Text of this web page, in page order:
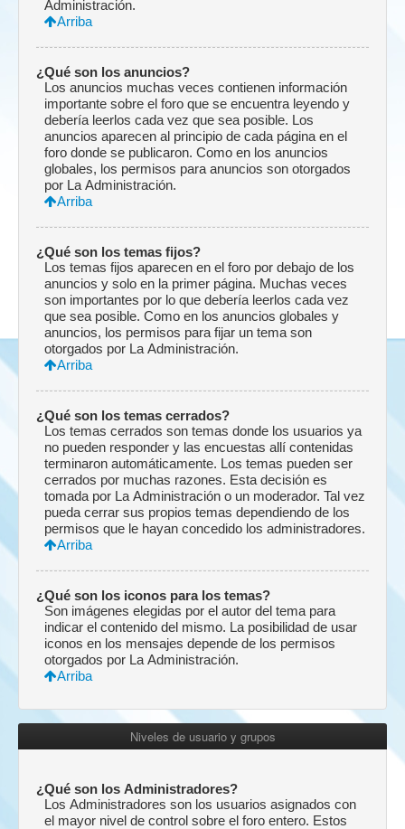
Administración.
Arriba
¿Qué son los anuncios?
Los anuncios muchas veces contienen información
importante sobre el foro que se encuentra leyendo y
debería leerlos cada vez que sea posible. Los
anuncios aparecen al principio de cada página en el
foro donde se publicaron. Como en los anuncios
globales, los permisos para anuncios son otorgados
por La Administración.
Arriba
¿Qué son los temas fijos?
Los temas fijos aparecen en el foro por debajo de los
anuncios y solo en la primer página. Muchas veces
son importantes por lo que debería leerlos cada vez
que sea posible. Como en los anuncios globales y
anuncios, los permisos para fijar un tema son
otorgados por La Administración.
Arriba
¿Qué son los temas cerrados?
Los temas cerrados son temas donde los usuarios ya
no pueden responder y las encuestas allí contenidas
terminaron automáticamente. Los temas pueden ser
cerrados por muchas razones. Esta decisión es
tomada por La Administración o un moderador. Tal vez
pueda cerrar sus propios temas dependiendo de los
permisos que le hayan concedido los administradores.
Arriba
¿Qué son los iconos para los temas?
Son imágenes elegidas por el autor del tema para
indicar el contenido del mismo. La posibilidad de usar
iconos en los mensajes depende de los permisos
otorgados por La Administración.
Arriba
Niveles de usuario y grupos
¿Qué son los Administradores?
Los Administradores son los usuarios asignados con
el mayor nivel de control sobre el foro entero. Estos